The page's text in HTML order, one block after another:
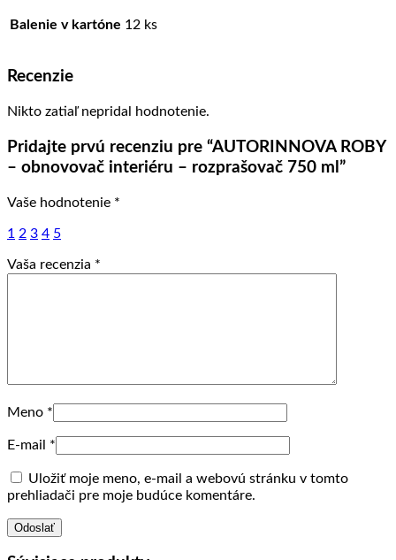
Balenie v kartóne 12 ks
Recenzie
Nikto zatiaľ nepridal hodnotenie.
Pridajte prvú recenziu pre “AUTORINNOVA ROBY
– obnovovač interiéru – rozprašovač 750 ml”
Vaše hodnotenie *
1 2 3 4 5
Vaša recenzia *
Meno *
E-mail *
Uložiť moje meno, e-mail a webovú stránku v tomto
prehliadači pre moje budúce komentáre.